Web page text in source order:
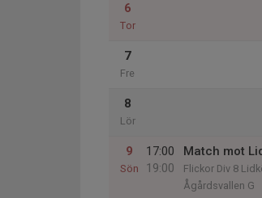
6
Tor
7
Fre
8
Lör
9
Sön
17:00
19:00
Match mot
Flickor Div 8
Ågårdsvallen G